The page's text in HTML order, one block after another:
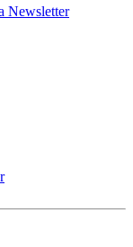
Newsletter